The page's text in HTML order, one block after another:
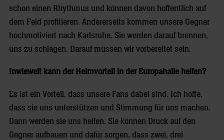
schon einen Rhythmus und können davon hoffentlich auf
dem Feld profitieren. Andererseits kommen unsere Gegner
hochmotiviert nach Karlsruhe. Sie werden darauf brennen,
uns zu schlagen. Darauf müssen wir vorbereitet sein.
Inwieweit kann der Heimvorteil in der Europahalle helfen?
Es ist ein Vorteil, dass unsere Fans dabei sind. Ich hoffe,
dass sie uns unterstützen und Stimmung für uns machen.
Dann werden sie uns helfen. Sie können Druck auf den
Gegner aufbauen und dafür sorgen, dass zwei, drei